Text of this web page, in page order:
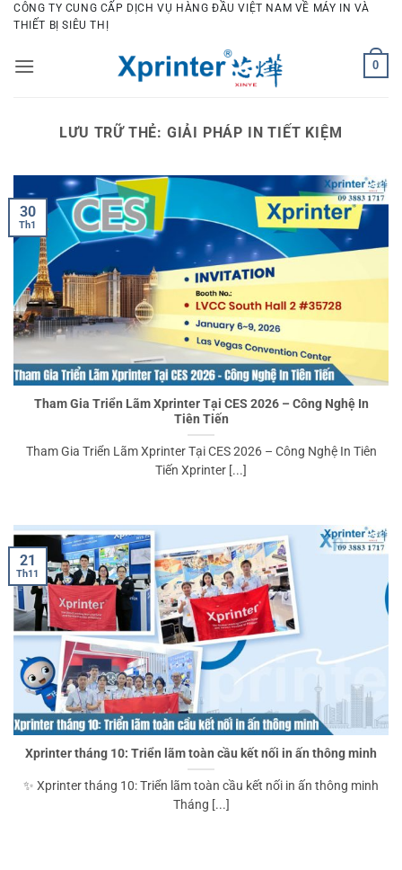
Bỏ
qua
dung
CÔNG TY CUNG CẤP DỊCH VỤ HÀNG ĐẦU VIỆT NAM VỀ MÁY IN VÀ
THIẾT BỊ SIÊU THỊ
0
LƯU TRỮ THẺ: GIẢI PHÁP IN TIẾT KIỆM
Tham Gia Triển Lãm Xprinter Tại CES 2026 – Công Nghệ In
Tiên Tiến
Tham Gia Triển Lãm Xprinter Tại CES 2026 – Công Nghệ In Tiên
Tiến Xprinter [...]
30
Th1
Xprinter tháng 10: Triển lãm toàn cầu kết nối in ấn thông minh
✨ Xprinter tháng 10: Triển lãm toàn cầu kết nối in ấn thông minh
Tháng [...]
21
Th11